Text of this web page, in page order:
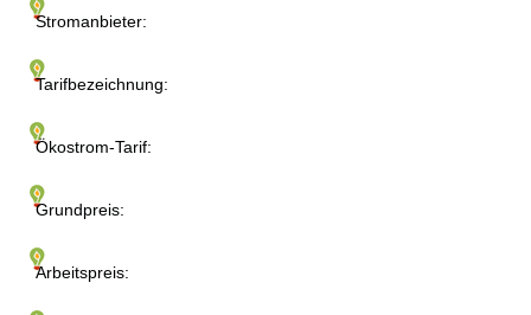
Stromanbieter:
Tarifbezeichnung:
Ökostrom-Tarif:
Grundpreis:
Arbeitspreis: